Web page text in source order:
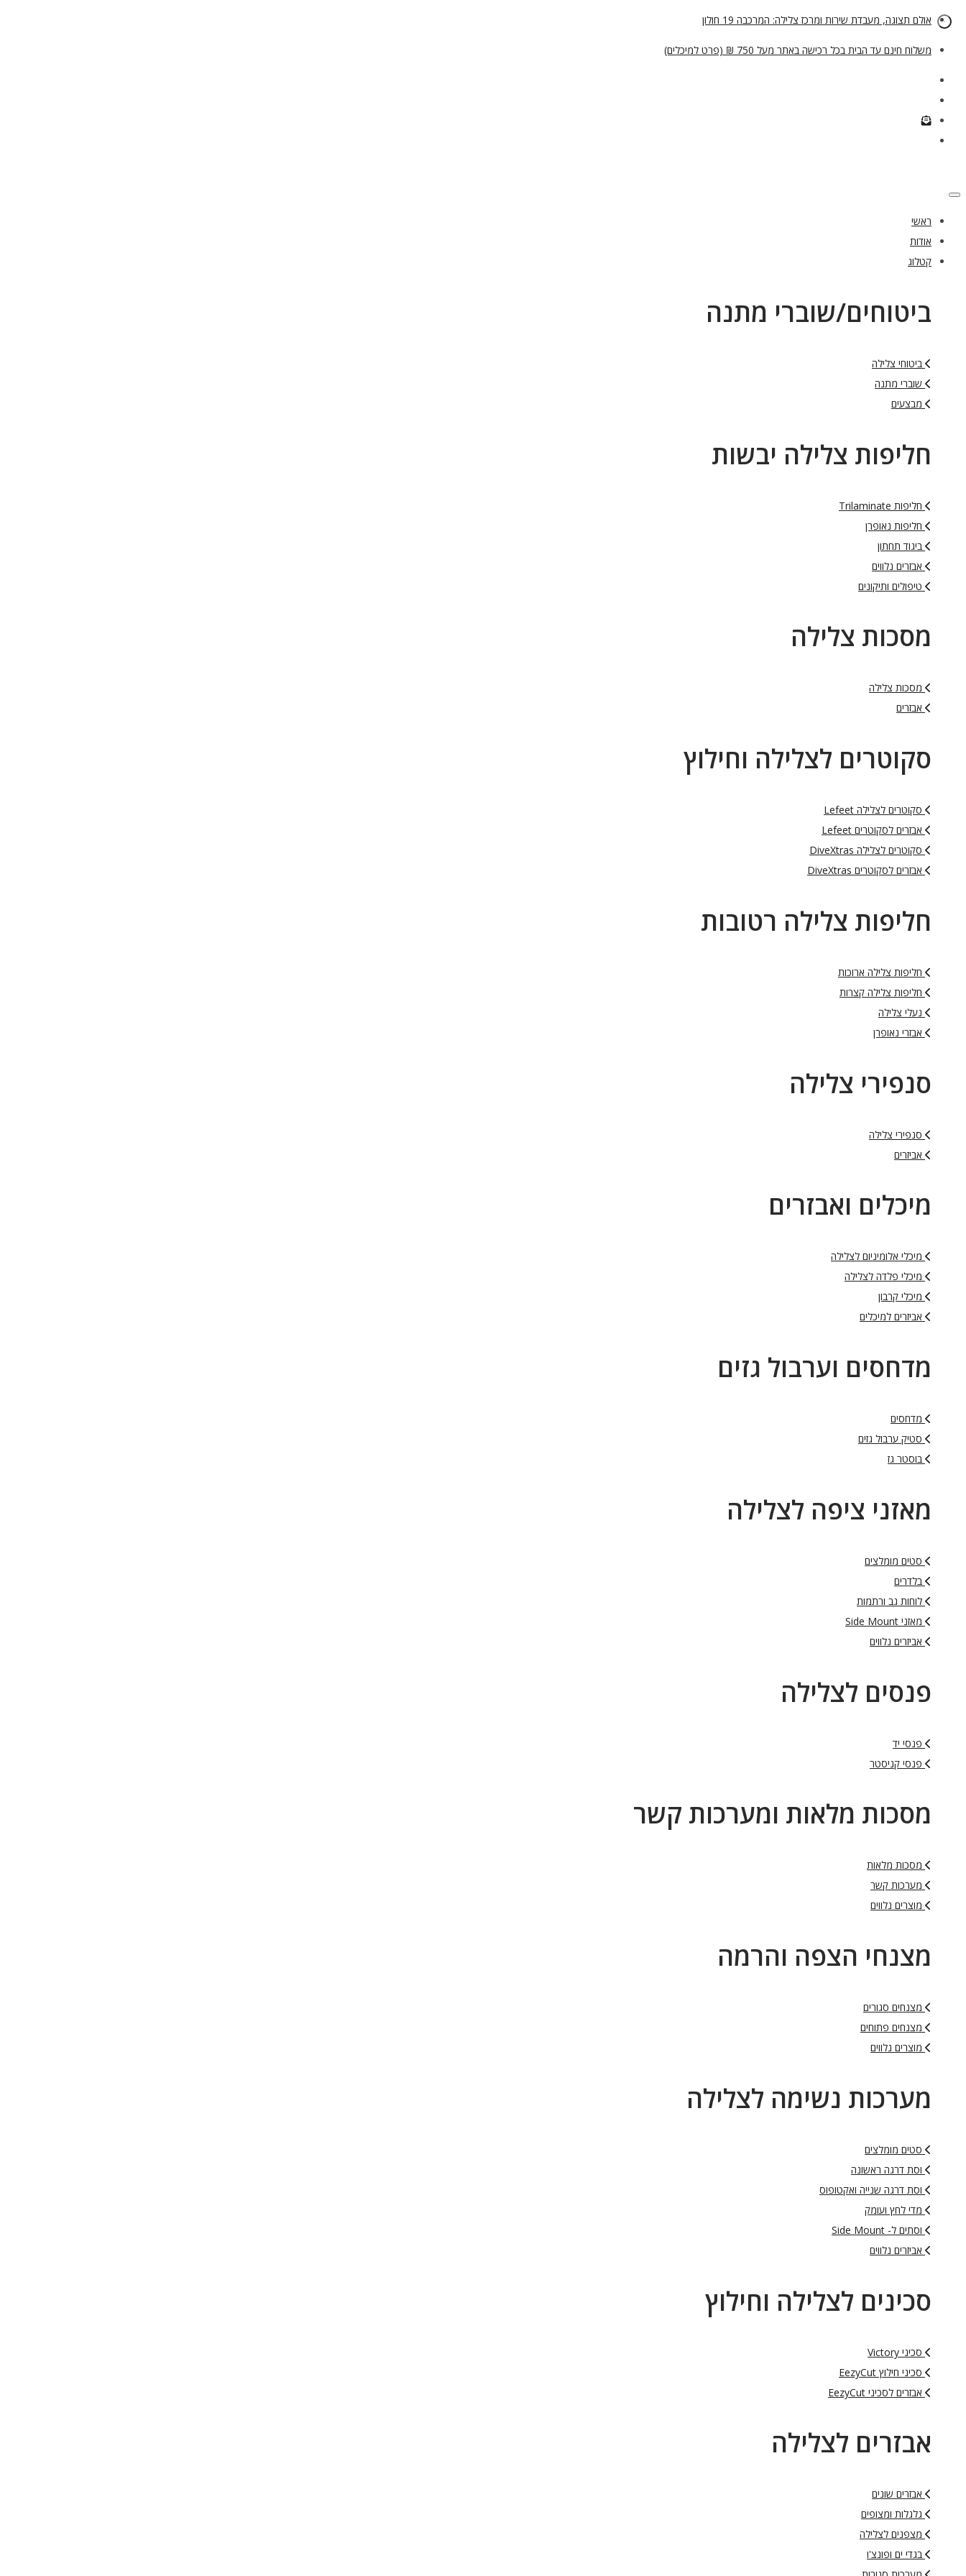
אולם תצוגה, מעבדת שירות ומרכז צלילה: המרכבה 19 חולון
משלוח חינם עד הבית בכל רכישה באתר מעל 750 ₪ (פרט למיכלים)
ראשי
אודות
קטלוג
ביטוחים/שוברי מתנה
ביטוחי צלילה
שוברי מתנה
מבצעים
חליפות צלילה יבשות
חליפות Trilaminate
חליפות נאופרן
ביגוד תחתון
אבזרים נלווים
טיפולים ותיקונים
מסכות צלילה
מסכות צלילה
אבזרים
סקוטרים לצלילה וחילוץ
סקוטרים לצלילה Lefeet
אבזרים לסקוטרים Lefeet
סקוטרים לצלילה DiveXtras
אבזרים לסקוטרים DiveXtras
חליפות צלילה רטובות
חליפות צלילה ארוכות
חליפות צלילה קצרות
נעלי צלילה
אבזרי נאופרן
סנפירי צלילה
סנפירי צלילה
אביזרים
מיכלים ואבזרים
מיכלי אלומיניום לצלילה
מיכלי פלדה לצלילה
מיכלי קרבון
אביזרים למיכלים
מדחסים וערבול גזים
מדחסים
סטיק ערבול גזים
בוסטר גז
מאזני ציפה לצלילה
סטים מומלצים
בלדרים
לוחות גב ורתמות
מאזני Side Mount
אביזרים נלווים
פנסים לצלילה
פנסי יד
פנסי קניסטר
מסכות מלאות ומערכות קשר
מסכות מלאות
מערכות קשר
מוצרים נלווים
מצנחי הצפה והרמה
מצנחים סגורים
מצנחים פתוחים
מוצרים נלווים
מערכות נשימה לצלילה
סטים מומלצים
וסת דרגה ראשונה
וסת דרגה שנייה ואקטופוס
מדי לחץ ועומק
וסתים ל- Side Mount
אביזרים נלווים
סכינים לצלילה וחילוץ
סכיני Victory
סכיני חילוץ EezyCut
אבזרים לסכיני EezyCut
אבזרים לצלילה
אבזרים שונים
גלגלות ומצופים
מצפנים לצלילה
בגדי ים ופונצ'ו